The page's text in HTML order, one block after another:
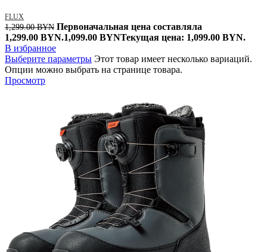
FLUX
1,299.00BYN Первоначальная цена составляла
1,299.00 BYN.1,099.00 BYNТекущая цена: 1,099.00 BYN.
В избранное
Выберите параметры Этот товар имеет несколько вариаций.
Опции можно выбрать на странице товара.
Просмотр